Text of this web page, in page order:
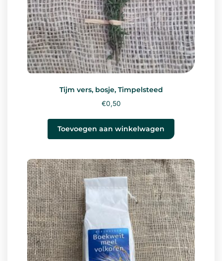
Tijm vers, bosje, Timpelsteed
€0,50
Toevoegen aan winkelwagen